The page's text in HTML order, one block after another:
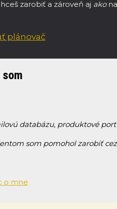
zarobiť a zároveň aj ako
som
databázu, produktové
som pomohol zarobiť